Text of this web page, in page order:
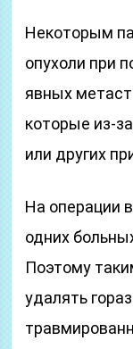
Некоторым
опухоли при
явных
которые из-
или других
На операции
одних
Поэтому
удалять